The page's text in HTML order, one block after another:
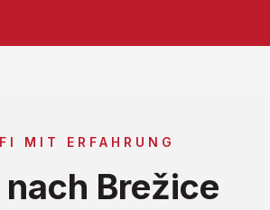
MIT ERFAHRUNG
Brežice